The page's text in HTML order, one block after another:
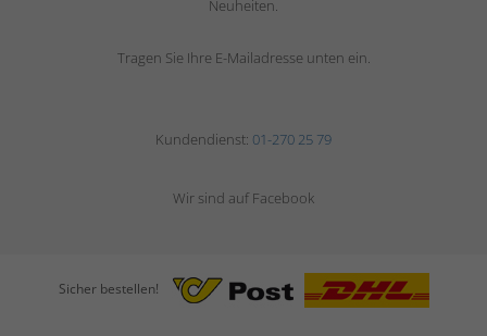
Neuheiten.
Tragen Sie Ihre E-Mailadresse unten ein.
Kundendienst: 01-270 25 79
Wir sind auf Facebook
Sicher bestellen!